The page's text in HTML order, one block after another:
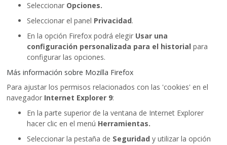
Seleccionar Opciones.
Seleccionar el panel Privacidad.
En la opción Firefox podrá elegir Usar una
configuración personalizada para el historialpara
configurar las opciones.
Más información sobre Mozilla Firefox
Para ajustar los permisos relacionados con las 'cookies' en el
navegador Internet Explorer 9:
En la parte superior de la ventana de Internet Explorer
hacer clic en el menú Herramientas.
Seleccionar la pestaña de Seguridad y utilizar la opción